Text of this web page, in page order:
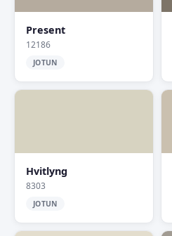
Present
12186
JOTUN
Hvitlyng
8303
JOTUN